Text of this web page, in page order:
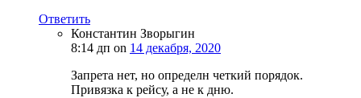
Ответить
Константин Зворыгин
8:14 дп on 14 декабря, 2020
Запрета нет, но определн четкий порядок.
Привязка к рейсу, а не к дню.